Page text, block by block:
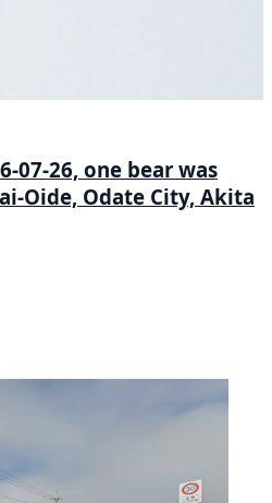
07-26, one bear was
Oide, Odate City, Akita